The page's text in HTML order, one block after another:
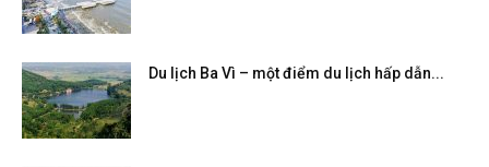
Du lịch Ba Vì – một điểm du lịch hấp dẫn...